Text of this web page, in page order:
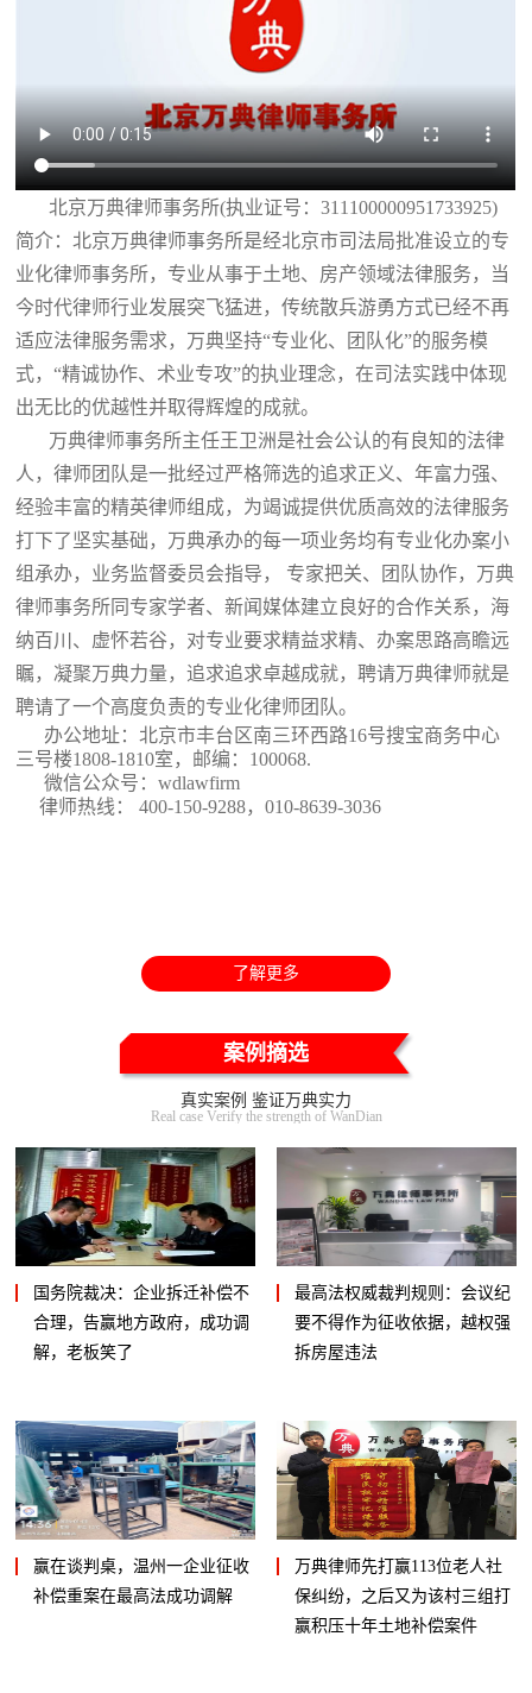
北京万典律师事务所(执业证号：311100000951733925)
简介：北京万典律师事务所是经北京市司法局批准设立的专
业化律师事务所，专业从事于土地、房产领域法律服务，当
今时代律师行业发展突飞猛进，传统散兵游勇方式已经不再
适应法律服务需求，万典坚持“专业化、团队化”的服务模
式，“精诚协作、术业专攻”的执业理念，在司法实践中体现
出无比的优越性并取得辉煌的成就。
万典律师事务所主任王卫洲是社会公认的有良知的法律
人，律师团队是一批经过严格筛选的追求正义、年富力强、
经验丰富的精英律师组成，为竭诚提供优质高效的法律服务
打下了坚实基础，万典承办的每一项业务均有专业化办案小
组承办，业务监督委员会指导， 专家把关、团队协作，万典
律师事务所同专家学者、新闻媒体建立良好的合作关系，海
纳百川、虚怀若谷，对专业要求精益求精、办案思路高瞻远
瞩，凝聚万典力量，追求追求卓越成就，聘请万典律师就是
聘请了一个高度负责的专业化律师团队。
办公地址：北京市丰台区南三环西路16号搜宝商务中心
三号楼1808-1810室 ，邮编：100068.
微信公众号：wdlawfirm
律师热线： 400-150-9288，010-8639-3036
了解更多
案例摘选
真实案例 鉴证万典实力
Real case Verify the strength of WanDian
国务院裁决：企业拆迁补偿不
合理，告赢地方政府，成功调
解，老板笑了
最高法权威裁判规则：会议纪
要不得作为征收依据，越权强
拆房屋违法
赢在谈判桌，温州一企业征收
补偿重案在最高法成功调解
万典律师先打赢113位老人社
保纠纷，之后又为该村三组打
赢积压十年土地补偿案件